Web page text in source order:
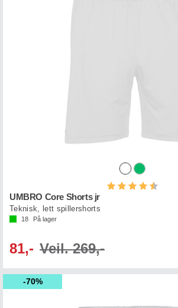
Karakter:
UMBRO Core Shorts jr
Teknisk, lett spillershorts
18 På lager
81,- Veil. 269,-
70%